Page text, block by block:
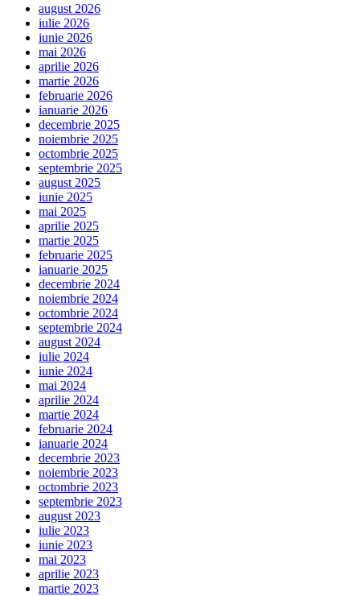
august 2026
iulie 2026
iunie 2026
mai 2026
aprilie 2026
martie 2026
februarie 2026
ianuarie 2026
decembrie 2025
noiembrie 2025
octombrie 2025
septembrie 2025
august 2025
iunie 2025
mai 2025
aprilie 2025
martie 2025
februarie 2025
ianuarie 2025
decembrie 2024
noiembrie 2024
octombrie 2024
septembrie 2024
august 2024
iulie 2024
iunie 2024
mai 2024
aprilie 2024
martie 2024
februarie 2024
ianuarie 2024
decembrie 2023
noiembrie 2023
octombrie 2023
septembrie 2023
august 2023
iulie 2023
iunie 2023
mai 2023
aprilie 2023
martie 2023